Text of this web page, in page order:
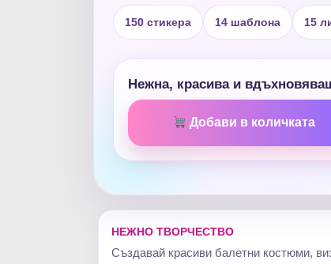
150 стикера 14 шаблона 15
Нежна, красива и
Добави в количката
НЕЖНО ТВОРЧЕСТВО
Създавай красиви балетни костюми,